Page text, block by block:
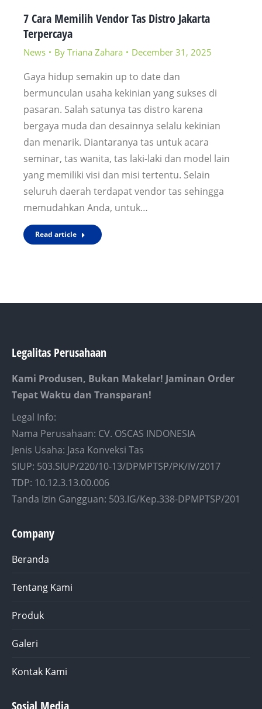
7 Cara Memilih Vendor Tas Distro Jakarta
Terpercaya
News By Triana Zahara December 31, 2025
Gaya hidup semakin up to date dan
bermunculan usaha kekinian yang sukses di
pasaran. Salah satunya tas distro karena
bergaya muda dan desainnya selalu kekinian
dan menarik. Diantaranya tas untuk acara
seminar, tas wanita, tas laki-laki dan model lain
yang memiliki visi dan misi tertentu. Selain
seluruh daerah terdapat vendor tas sehingga
memudahkan Anda, untuk…
Read article
Legalitas Perusahaan
Kami Produsen, Bukan Makelar! Jaminan Order
Tepat Waktu dan Transparan!
Legal Info:
Nama Perusahaan: CV. OSCAS INDONESIA
Jenis Usaha: Jasa Konveksi Tas
SIUP: 503.SIUP/220/10-13/DPMPTSP/PK/IV/2017
TDP: 10.12.3.13.00.006
Tanda Izin Gangguan: 503.IG/Kep.338-DPMPTSP/201
Company
Beranda
Tentang Kami
Produk
Galeri
Kontak Kami
Sosial Media